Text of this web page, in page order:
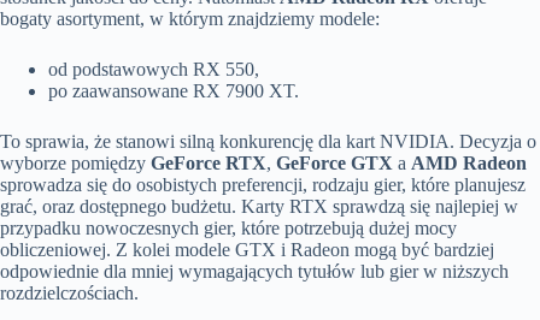
bogaty asortyment, w którym znajdziemy modele:
od podstawowych RX 550,
po zaawansowane RX 7900 XT.
To sprawia, że stanowi silną konkurencję dla kart NVIDIA. Decyzja o
wyborze pomiędzy GeForce RTX, GeForce GTX a AMD Radeon
sprowadza się do osobistych preferencji, rodzaju gier, które planujesz
grać, oraz dostępnego budżetu. Karty RTX sprawdzą się najlepiej w
przypadku nowoczesnych gier, które potrzebują dużej mocy
obliczeniowej. Z kolei modele GTX i Radeon mogą być bardziej
odpowiednie dla mniej wymagających tytułów lub gier w niższych
rozdzielczościach.